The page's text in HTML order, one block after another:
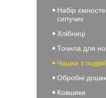
Набір
сипучих
Хлібниці
Точила для
Чашки з
Обробні
Ковшики